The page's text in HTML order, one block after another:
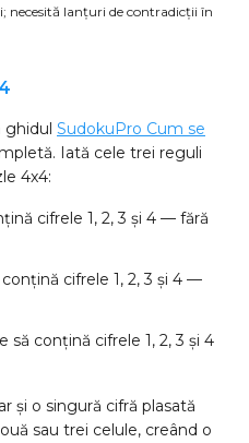
necesită lanțuri de contradicții în
ghidul SudokuPro Cum se
Iată cele trei reguli
4x4:
cifrele 1, 2, 3 și 4 — fără
cifrele 1, 2, 3 și 4 —
să conțină cifrele 1, 2, 3 și 4
și o singură cifră plasată
sau trei celule, creând o